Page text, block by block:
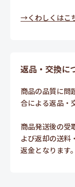
→くわしくはこ
返品・交換に
商品の品質に問
合による返品・
商品発送後の受
よび返却の送料
返金となります。